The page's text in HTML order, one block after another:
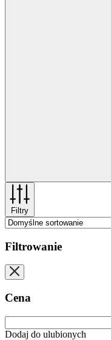
Filtry
Filtrowanie
Cena
Dodaj do ulubionych